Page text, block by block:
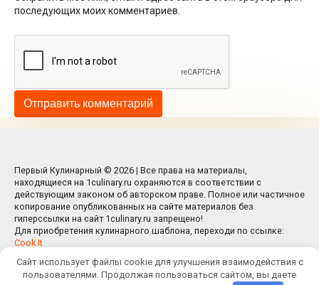
последующих моих комментариев.
Первый Кулинарный © 2026 | Все права на материалы,
находящиеся на 1culinary.ru охраняются в соответствии с
действующим законом об авторском праве. Полное или частичное
копирование опубликованных на сайте материалов без
гиперссылки на сайт 1culinary.ru запрещено!
Для приобретения кулинарного шаблона, переходи по ссылке:
Cook It
Сайт использует файлы cookie для улучшения взаимодействия с
пользователями. Продолжая пользоваться сайтом, вы даете